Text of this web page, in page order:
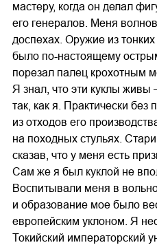
мастеру, когда он делал
его генералов. Меня
доспехах. Оружие из
было по-настоящему
порезал палец крохотным
Я знал, что эти куклы живы
так, как я. Практически
из отходов его
на походных стульях.
сказав, что у меня есть
Сам же я был куклой не
Воспитывали меня в
и образование мое было
европейским уклоном. Я
Токийский императорский